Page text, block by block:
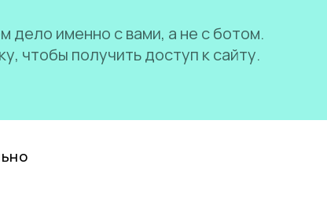
дело именно с вами, а не с ботом.
чтобы получить доступ к сайту.